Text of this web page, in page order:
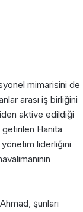
mimarisini de
arası iş birliğini
aktive edildiği
Hanita
liderliğini
şunları